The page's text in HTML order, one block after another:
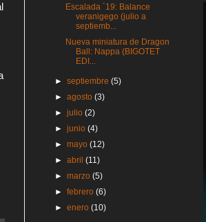
Escalada ´19: Balance
veranigego (julio a
septiemb...
Nueva miniatura de Dragon
Ball: Nappa (BIGOTET
EDI...
►septiembre(5)
►agosto(3)
►julio(2)
►junio(4)
►mayo(12)
►abril(11)
►marzo(5)
►febrero(6)
►enero(10)